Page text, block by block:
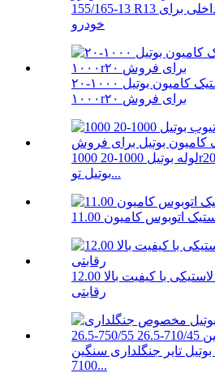
155/165-13 R13 لاستیک بوتیل لوله داخلی برای
خودرو
تیوب داخلی لاستیک کامیون بوتیل ۱۰۰۰-۲۰
۱۰۰۰r۲۰ برای فروش
لوله بوتیل 1000-20 1000r20 لاستیک کامیون
بوتیل تو...
لوله لاستیکی با کیفیت بالا 12.00R20 با قیمت
رقابتی
تایر جنگلداری سنگین
7100...